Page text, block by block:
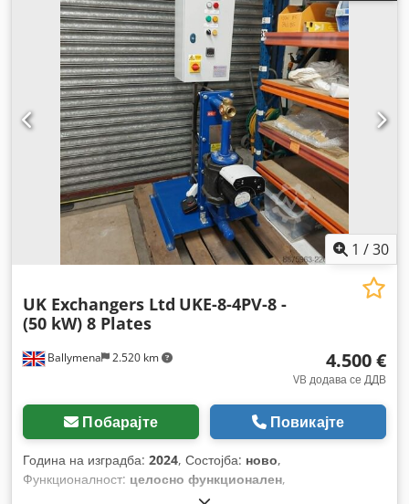
1 /30
Ballymena 2.520 km
UK Exchangers Ltd UKE-8-4PV-8 -
(50 kW) 8 Plates
4.500 €
VB додава се ДДВ
Побарајте Повикајте
Година на изградба: 2024, Состојба: ново,
Функционалност: целосно функционален,